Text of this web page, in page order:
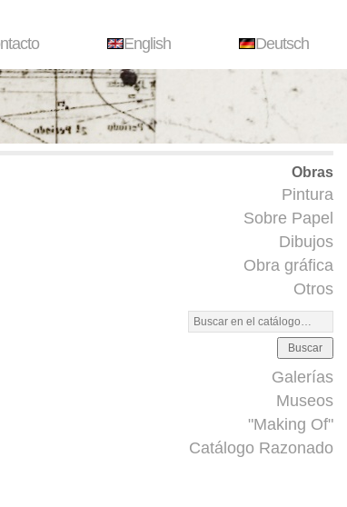
English Deutsch
Obras
Pintura
Sobre Papel
Dibujos
Obra gráfica
Otros
Buscar
Galerías
Museos
"Making Of"
Catálogo Razonado